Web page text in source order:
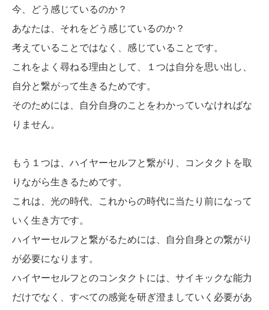
今、どう感じているのか？
あなたは、それをどう感じているのか？
考えていることではなく、感じていることです。
これをよく尋ねる理由として、１つは自分を思い出し、
自分と繋がって生きるためです。
そのためには、自分自身のことをわかっていなければな
りません。
もう１つは、ハイヤーセルフと繋がり、コンタクトを取
りながら生きるためです。
これは、光の時代、これからの時代に当たり前になって
いく生き方です。
ハイヤーセルフと繋がるためには、自分自身との繋がり
が必要になります。
ハイヤーセルフとのコンタクトには、サイキックな能力
だけでなく、すべての感覚を研ぎ澄ましていく必要があ